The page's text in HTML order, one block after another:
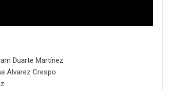
Duarte Martínez
Álvarez Crespo